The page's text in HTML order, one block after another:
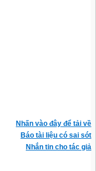
Nhấn vào đây để tải về
Báo tài liệu có sai sót
Nhắn tin cho tác giả